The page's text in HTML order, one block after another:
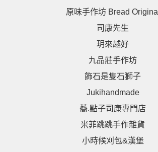
原味手作坊 Bread Original
司康先生
玥來越好
九品莊手作坊
飾石是隻石獅子
Jukihandmade
蕎.點子司康專門店
米菲跳跳手作雜貨
小時候刈包&漢堡